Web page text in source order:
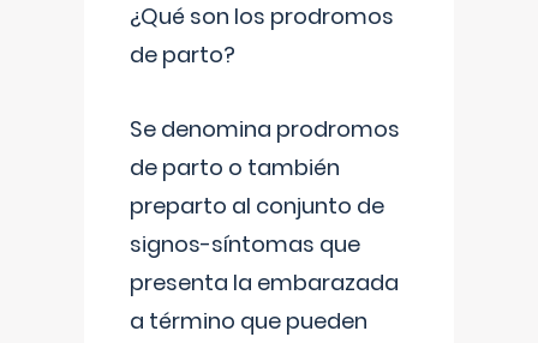
¿Qué son los prodromos
de parto?
Se denomina prodromos
de parto o también
preparto al conjunto de
signos-síntomas que
presenta la embarazada
a término que pueden